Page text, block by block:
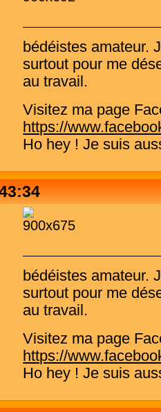
bédéistes amateur.
surtout pour me
au travail.
Visitez ma page
https://
Ho hey ! Je suis
bédéistes amateur.
surtout pour me
au travail.
Visitez ma page
https://
Ho hey ! Je suis